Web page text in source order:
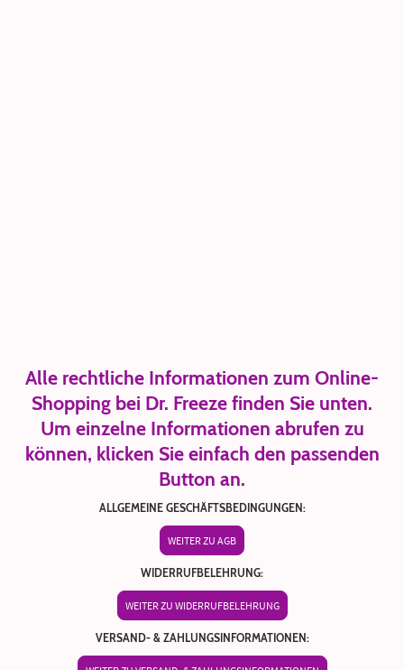
Alle rechtliche Informationen zum Online-
Shopping bei Dr. Freeze finden Sie unten.
Um einzelne Informationen abrufen zu
können, klicken Sie einfach den passenden
Button an.
ALLGEMEINE GESCHÄFTSBEDINGUNGEN:
WEITER ZU AGB
WIDERRUFBELEHRUNG:
WEITER ZU WIDERRUFBELEHRUNG
VERSAND- & ZAHLUNGSINFORMATIONEN: